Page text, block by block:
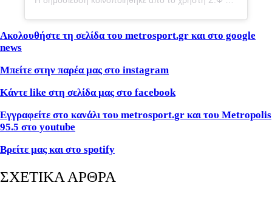
Ακολουθήστε τη σελίδα του metrosport.gr και στο google
news
Μπείτε στην παρέα μας στο instagram
Κάντε like στη σελίδα μας στο facebook
Εγγραφείτε στο κανάλι του metrosport.gr και του Metropolis
95.5 στο youtube
Βρείτε μας και στο spotify
ΣΧΕΤΙΚΑ ΑΡΘΡΑ